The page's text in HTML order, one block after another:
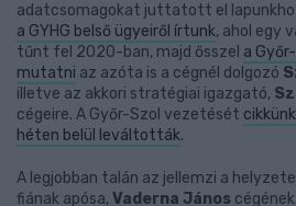
adatcsomagokat juttatott el
a GYHG belső ügyeiről írtunk, ahol egy
tűnt fel 2020-ban, majd ősszel a
mutatni az azóta is a cégnél dolgozó
illetve az akkori stratégiai igazgató,
cégeire. A Győr-Szol vezetését
héten belül leváltották.
A legjobban talán az jellemzi a
fiának apósa,Vaderna János